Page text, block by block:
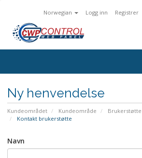
Norwegian Logg inn Registrer
Ny henvendelse
Kundeområdet Kundeområde
Brukerstøtte
Kontakt brukerstøtte
Navn